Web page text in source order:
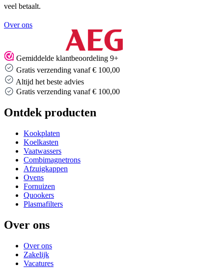
veel betaalt.
Over ons
Gemiddelde klantbeoordeling 9+
Gratis verzending vanaf € 100,00
Altijd het beste advies
Gratis verzending vanaf € 100,00
Ontdek producten
Kookplaten
Koelkasten
Vaatwassers
Combimagnetrons
Afzuigkappen
Ovens
Fornuizen
Quookers
Plasmafilters
Over ons
Over ons
Zakelijk
Vacatures